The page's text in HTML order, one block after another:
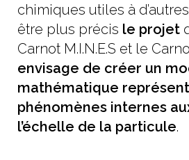
chimiques utiles à
être plus précis le projet
Carnot M.I.N.E.S et le
envisage de créer un
mathématique
phénomènes internes
l’échelle de la particule.